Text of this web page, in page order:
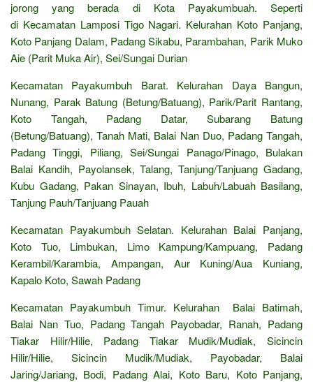
jorong yang berada di Kota Payakumbuah. Seperti
di Kecamatan Lamposi Tigo Nagari. Kelurahan Koto Panjang,
Koto Panjang Dalam, Padang Sikabu, Parambahan, Parik Muko
Aie (Parit Muka Air), Sei/Sungai Durian
Kecamatan Payakumbuh Barat. Kelurahan Daya Bangun,
Nunang, Parak Batung (Betung/Batuang), Parik/Parit Rantang,
Koto Tangah, Padang Datar, Subarang Batung
(Betung/Batuang), Tanah Mati, Balai Nan Duo, Padang Tangah,
Padang Tinggi, Piliang, Sei/Sungai Panago/Pinago, Bulakan
Balai Kandih, Payolansek, Talang, Tanjung/Tanjuang Gadang,
Kubu Gadang, Pakan Sinayan, Ibuh, Labuh/Labuah Basilang,
Tanjung Pauh/Tanjuang Pauah
Kecamatan Payakumbuh Selatan. Kelurahan Balai Panjang,
Koto Tuo, Limbukan, Limo Kampung/Kampuang, Padang
Kerambil/Karambia, Ampangan, Aur Kuning/Aua Kuniang,
Kapalo Koto, Sawah Padang
Kecamatan Payakumbuh Timur. Kelurahan Balai Batimah,
Balai Nan Tuo, Padang Tangah Payobadar, Ranah, Padang
Tiakar Hilir/Hilie, Padang Tiakar Mudik/Mudiak, Sicincin
Hilir/Hilie, Sicincin Mudik/Mudiak, Payobadar, Balai
Jaring/Jariang, Bodi, Padang Alai, Koto Baru, Koto Panjang,